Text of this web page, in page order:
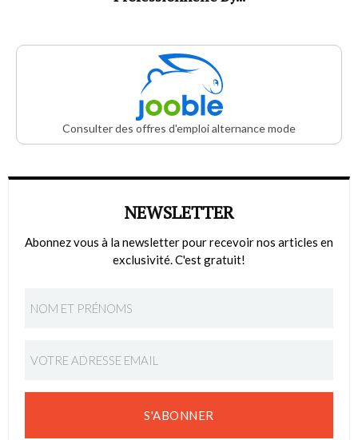
Consulter des offres d'emploi alternance mode
NEWSLETTER
Abonnez vous à la newsletter pour recevoir nos articles en
exclusivité. C'est gratuit!
S'ABONNER